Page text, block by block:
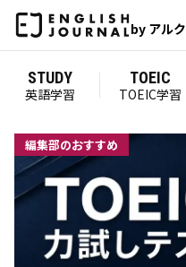
by アルク
STUDY
英語学習
TOEIC
TOEIC学習
編集部のおすすめ